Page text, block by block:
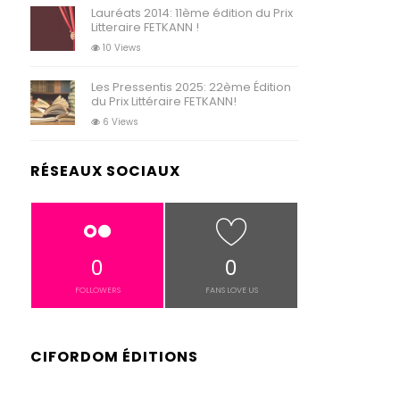
Lauréats 2014: 11ème édition du Prix
Litteraire FETKANN !
10 Views
Les Pressentis 2025: 22ème Édition
du Prix Littéraire FETKANN!
6 Views
RÉSEAUX SOCIAUX
0
FOLLOWERS
0
FANS LOVE US
CIFORDOM ÉDITIONS